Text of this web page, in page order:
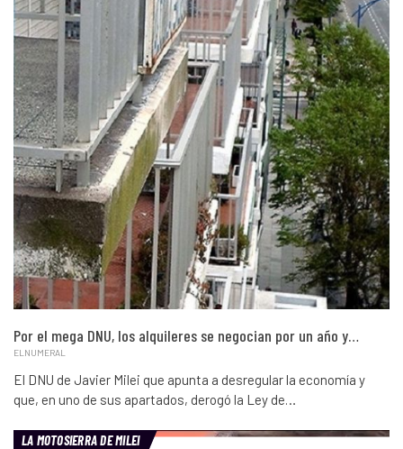
Por el mega DNU, los alquileres se negocian por un año y…
ELNUMERAL
El DNU de Javier Milei que apunta a desregular la economía y
que, en uno de sus apartados, derogó la Ley de…
LA MOTOSIERRA DE MILEI